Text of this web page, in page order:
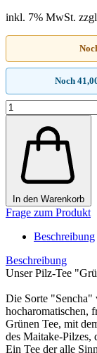
inkl. 7% MwSt.
Noch
In den Warenkorb
Frage zum Produkt
Beschreibung
Beschreibung
Unser Pilz-Tee
Die Sorte "Sencha"
hocharomatischen,
Grünen Tee, mit
des Maitake-Pilzes,
Ein Tee der alle